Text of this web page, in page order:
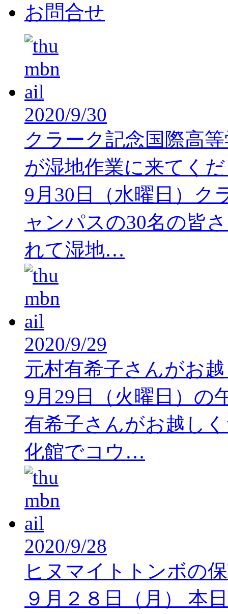
お問合せ
2020/9/30
クラーク記念国際高
が湿地作業に来てく
9月30日（水曜日）ク
ャンパスの30名の皆
れて湿地…
2020/9/29
元村有希子さんがお
9月29日（火曜日）の
有希子さんがお越し
化館でコウ…
2020/9/28
ヒヌマイトトンボの
９月２８日（月） 本